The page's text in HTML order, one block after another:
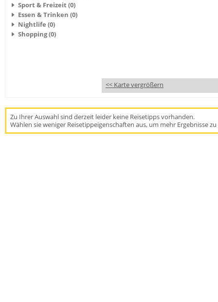
Sport & Freizeit (0)
Essen & Trinken (0)
Nightlife (0)
Shopping (0)
<< Karte vergrößern
Zu Ihrer Auswahl sind derzeit leider keine Reisetipps vorhanden.
Wählen sie weniger Reisetippeigenschaften aus, um mehr Ergebnisse